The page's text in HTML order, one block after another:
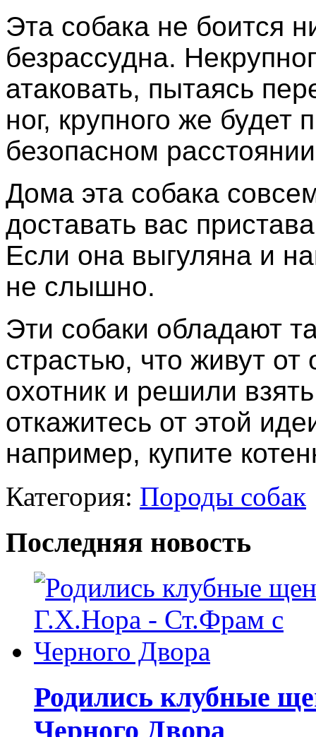
Эта собака не боится
безрассудна.
атаковать, пытаясь
ног, крупного же будет
безопасном
Дома эта собака
доставать вас
Если она выгуляна и
не слышно.
Эти собаки обладают
страстью, что живут
охотник и решили
откажитесь от этой
например, купите
Категория: Породы собак
Последняя новость
Родились клубные
Черного Двора